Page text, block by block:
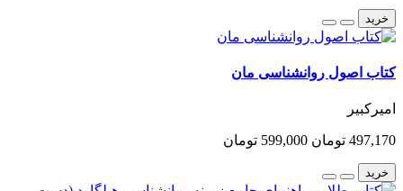
خرید
کتاب اصول روانشناسی مان
امیرکبیر
497,170 تومان 599,000 تومان
خرید